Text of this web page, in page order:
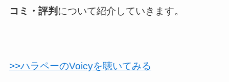
コミ・評判 について紹介していきます。
>>ハラペーのVoicyを聴いてみる